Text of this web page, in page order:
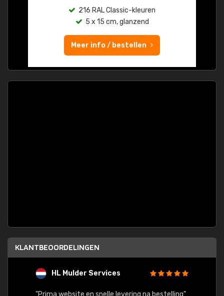
216 RAL Classic-kleuren
5 x 15 cm, glanzend
Meer info / bestellen
KLANTBEOORDELINGEN
HL Mulder Services
"Prima website en snelle levering na bestelling"